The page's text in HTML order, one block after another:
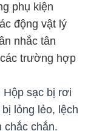
phụ kiện
động vật lý
nhắc tân
trường hợp
Hộp sạc bị rơi
lỏng lẻo, lệch
chắc chắn.